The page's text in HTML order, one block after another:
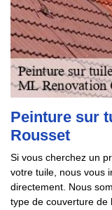
Peinture sur
Rousset
Si vous cherchez un
votre tuile, nous vous
directement. Nous
type de couverture de